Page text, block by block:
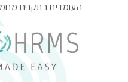
העומדים בתקנים